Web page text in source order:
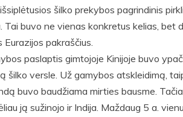
šilko prekybos pagrindinis
Tai buvo ne vienas konkretus kelias, bet
Eurazijos pakraščius.
paslaptis gimtojoje Kinijoje buvo
šilko versle. Už gamybos atskleidimą,
buvo baudžiama mirties bausme.
ją sužinojo ir Indija. Maždaug 5 a.